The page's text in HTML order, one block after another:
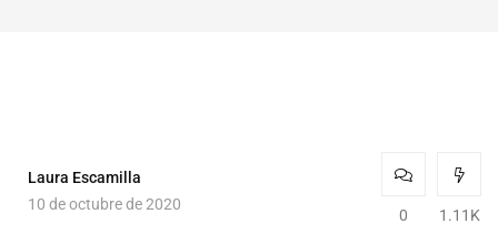
Laura Escamilla
10 de octubre de 2020
0 1.11K